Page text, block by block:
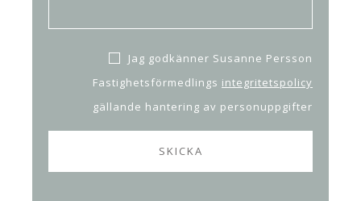
Jag godkänner Susanne Persson
Fastighetsförmedlings integritetspolicy
gällande hantering av personuppgifter